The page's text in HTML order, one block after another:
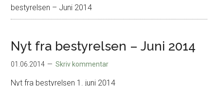
bestyrelsen – Juni 2014
Nyt fra bestyrelsen – Juni 2014
01.06.2014 Skriv kommentar
Nyt fra bestyrelsen 1. juni 2014